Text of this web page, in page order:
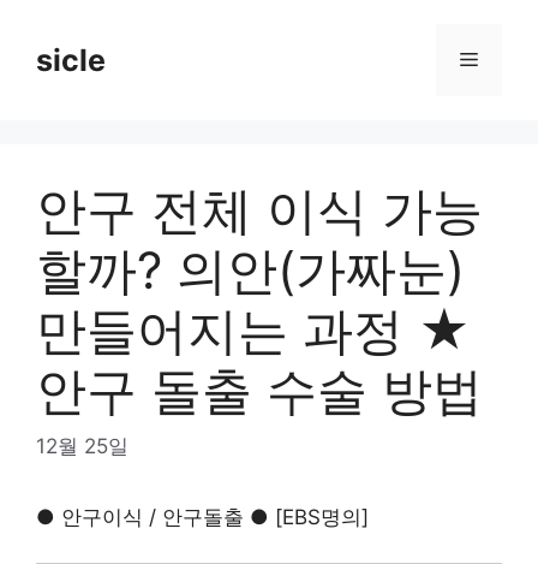
contentsicle Menu
안구 전체 이식 가능
할까? 의안(가짜눈)
만들어지는 과정 ★
안구 돌출 수술 방법
12월 25일
● 안구이식 / 안구돌출 ● [EBS명의]